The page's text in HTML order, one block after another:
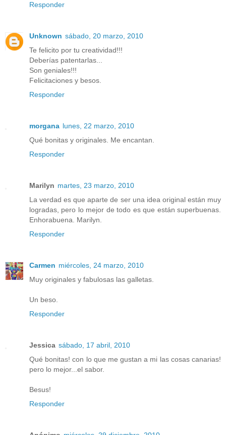
Responder
Unknown sábado, 20 marzo, 2010
Te felicito por tu creatividad!!!
Deberías patentarlas...
Son geniales!!!
Felicitaciones y besos.
Responder
morgana lunes, 22 marzo, 2010
Qué bonitas y originales. Me encantan.
Responder
Marilyn martes, 23 marzo, 2010
La verdad es que aparte de ser una idea original están muy
logradas, pero lo mejor de todo es que están superbuenas.
Enhorabuena. Marilyn.
Responder
Carmen miércoles, 24 marzo, 2010
Muy originales y fabulosas las galletas.
Un beso.
Responder
Jessica sábado, 17 abril, 2010
Qué bonitas! con lo que me gustan a mi las cosas canarias!
pero lo mejor...el sabor.
Besus!
Responder